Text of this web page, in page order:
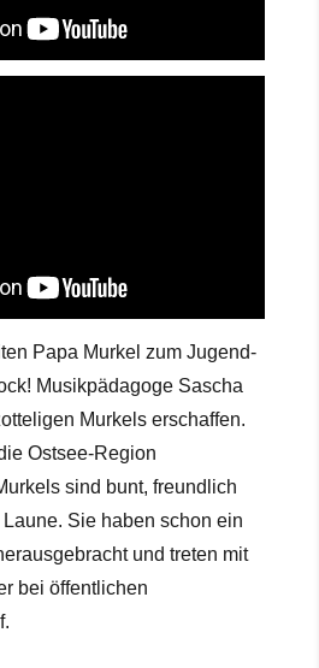
Papa Murkel zum Jugend-
Musikpädagoge Sascha
Murkels erschaffen.
Ostsee-Region
sind bunt, freundlich
Sie haben schon ein
und treten mit
bei öffentlichen